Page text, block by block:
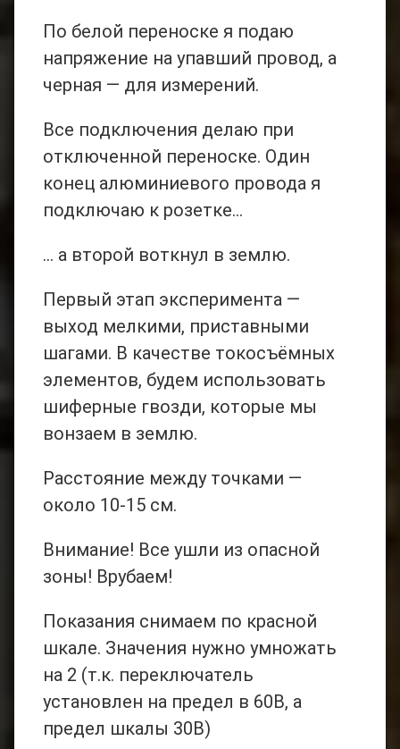
По белой переноске я подаю
напряжение на упавший провод, а
черная — для измерений.
Все подключения делаю при
отключенной переноске. Один
конец алюминиевого провода я
подключаю к розетке…
… а второй воткнул в землю.
Первый этап эксперимента —
выход мелкими, приставными
шагами. В качестве токосъёмных
элементов, будем использовать
шиферные гвозди, которые мы
вонзаем в землю.
Расстояние между точками —
около 10-15 см.
Внимание! Все ушли из опасной
зоны! Врубаем!
Показания снимаем по красной
шкале. Значения нужно умножать
на 2 (т.к. переключатель
установлен на предел в 60В, а
предел шкалы 30В)